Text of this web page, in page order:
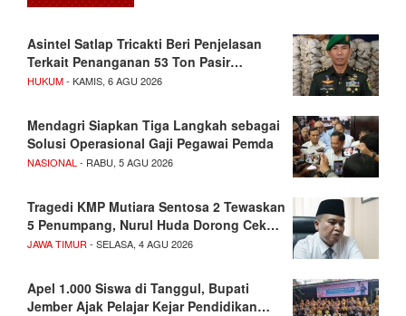
Asintel Satlap Tricakti Beri Penjelasan
Terkait Penanganan 53 Ton Pasir…
HUKUM- KAMIS, 6 AGU 2026
Mendagri Siapkan Tiga Langkah sebagai
Solusi Operasional Gaji Pegawai Pemda
NASIONAL - RABU, 5 AGU 2026
Tragedi KMP Mutiara Sentosa 2 Tewaskan
5 Penumpang, Nurul Huda Dorong Cek…
JAWA TIMUR - SELASA, 4 AGU 2026
Apel 1.000 Siswa di Tanggul, Bupati
Jember Ajak Pelajar Kejar Pendidikan…